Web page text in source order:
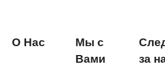
О Нас
Мы с
Вами
за